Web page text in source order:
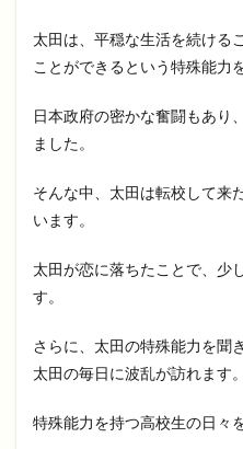
太田は、平穏な生活を続ける
ことができるという特殊能力
日本政府の密かな奮闘もあり
ました。
そんな中、太田は転校して来
います。
太田が恋に落ちたことで、少
す。
さらに、太田の特殊能力を聞
太田の毎日に波乱が訪れます。
特殊能力を持つ高校生の日々